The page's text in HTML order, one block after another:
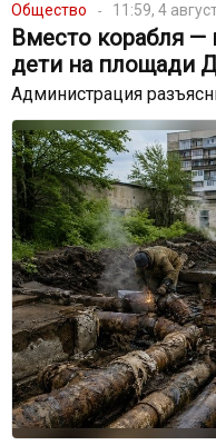
Общество 11:59, 4
Вместо корабля —
дети на площади
Администрация